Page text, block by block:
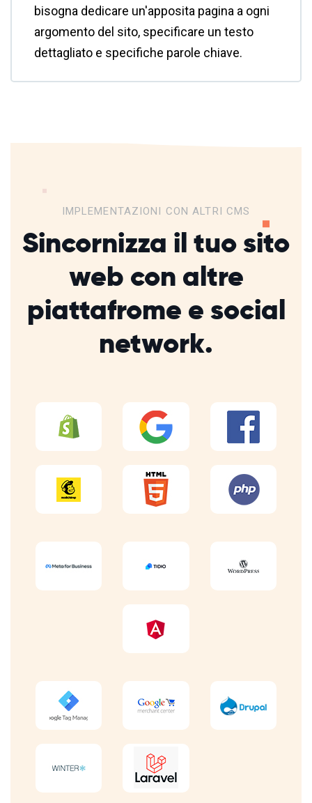
bisogna dedicare un'apposita pagina a ogni
argomento del sito, specificare un testo
dettagliato e specifiche parole chiave.
IMPLEMENTAZIONI CON ALTRI CMS
Sincornizza il tuo sito
web con altre
piattafrome e social
network.